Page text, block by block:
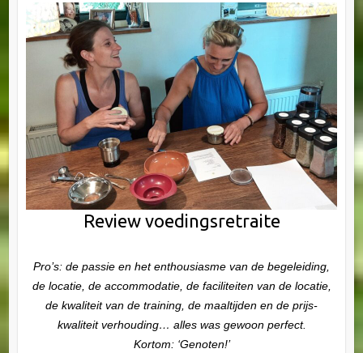
Review voedingsretraite
Pro’s: de passie en het enthousiasme van de begeleiding,
de locatie, de accommodatie, de faciliteiten van de locatie,
de kwaliteit van de training, de maaltijden en de prijs-
kwaliteit verhouding… alles was gewoon perfect.
Kortom: ‘Genoten!’